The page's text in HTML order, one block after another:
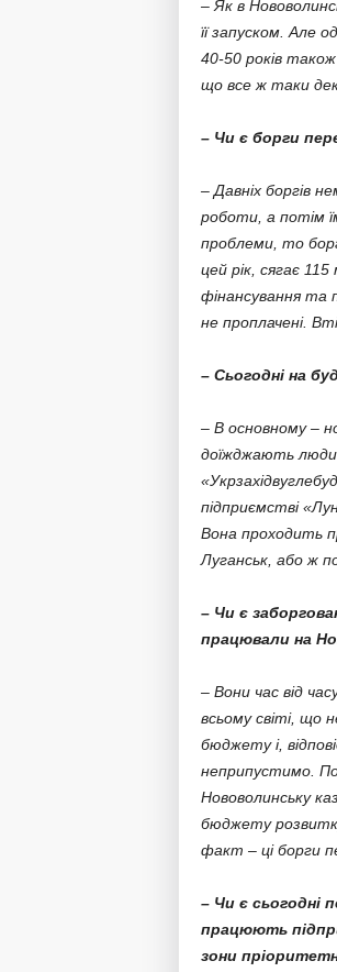
– Як в
її запуском. Але
40-50 років
що все ж таки
– Чи є борги
– Давніх боргів
роботи, а потім
проблеми, то
цей рік, сягає
фінансування та
не проплачені.
– Сьогодні на
– В основному –
доїжджають люди
підприємстві
Вона проходить
Луганськ, або ж
– Чи є
працювали на
– Вони час від
всьому світі, що
бюджету і,
неприпустимо.
Нововолинську
бюджету
факт – ці борги
– Чи є сьогодні
працюють
зони